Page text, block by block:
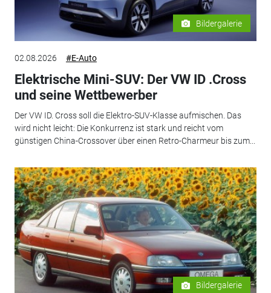
Bildergalerie
02.08.2026 #E-Auto
Elektrische Mini-SUV: Der VW ID .Cross
und seine Wettbewerber
Der VW ID. Cross soll die Elektro-SUV-Klasse aufmischen. Das
wird nicht leicht: Die Konkurrenz ist stark und reicht vom
günstigen China-Crossover über einen Retro-Charmeur bis zum...
Bildergalerie